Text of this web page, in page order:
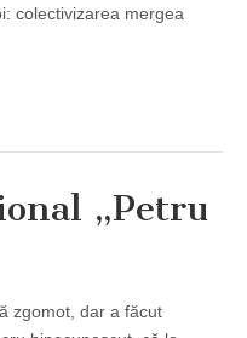
colectivizarea mergea
„Petru
zgomot, dar a făcut